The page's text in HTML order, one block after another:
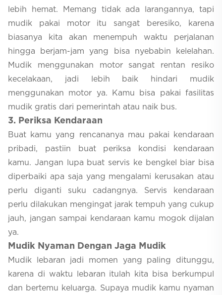
lebih hemat. Memang tidak ada larangannya, tapi
mudik pakai motor itu sangat beresiko, karena
biasanya kita akan menempuh waktu perjalanan
hingga berjam-jam yang bisa nyebabin kelelahan.
Mudik menggunakan motor sangat rentan resiko
kecelakaan, jadi lebih baik hindari mudik
menggunakan motor ya. Kamu bisa pakai fasilitas
mudik gratis dari pemerintah atau naik bus.
3. Periksa Kendaraan
Buat kamu yang rencananya mau pakai kendaraan
pribadi, pastiin buat periksa kondisi kendaraan
kamu. Jangan lupa buat servis ke bengkel biar bisa
diperbaiki apa saja yang mengalami kerusakan atau
perlu diganti suku cadangnya. Servis kendaraan
perlu dilakukan mengingat jarak tempuh yang cukup
jauh, jangan sampai kendaraan kamu mogok dijalan
ya.
Mudik Nyaman Dengan Jaga Mudik
Mudik lebaran jadi momen yang paling ditunggu,
karena di waktu lebaran itulah kita bisa berkumpul
dan bertemu keluarga. Supaya mudik kamu nyaman